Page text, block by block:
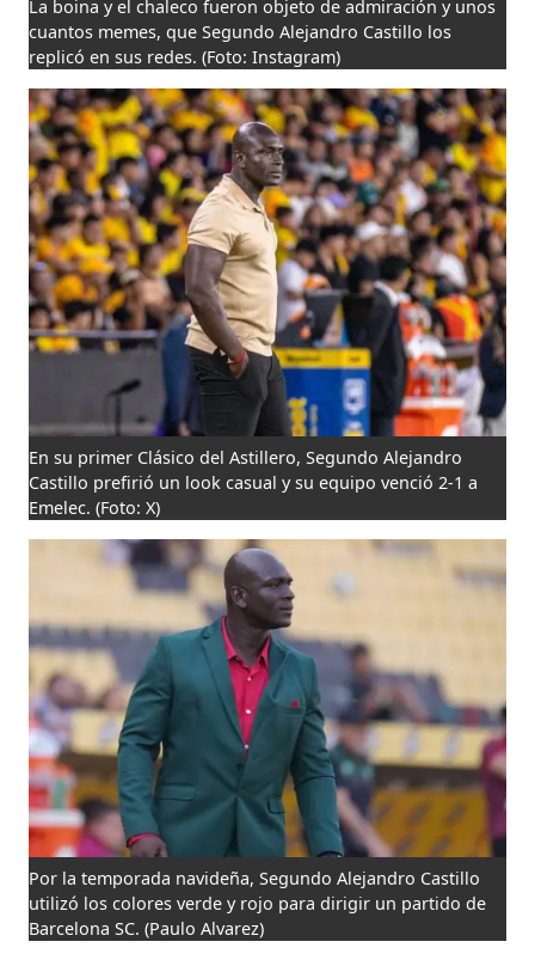
La boina y el chaleco fueron objeto de admiración y unos
cuantos memes, que Segundo Alejandro Castillo los
replicó en sus redes. (Foto: Instagram)
En su primer Clásico del Astillero, Segundo Alejandro
Castillo prefirió un look casual y su equipo venció 2-1 a
Emelec. (Foto: X)
Por la temporada navideña, Segundo Alejandro Castillo
utilizó los colores verde y rojo para dirigir un partido de
Barcelona SC. (Paulo Alvarez)